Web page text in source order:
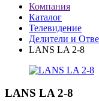
Компания
Каталог
Телевидение
Делители и
LANS LA 2-8
LANS LA 2-8